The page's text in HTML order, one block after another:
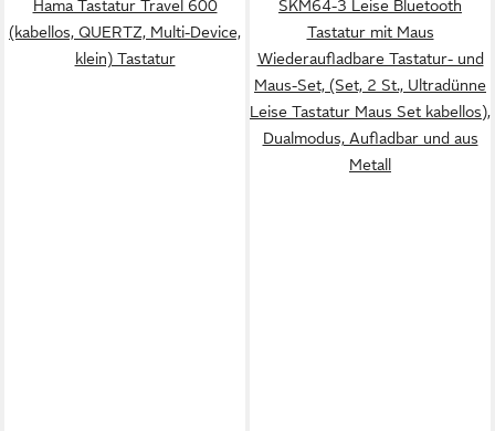
Hama Tastatur Travel 600
(kabellos, QUERTZ, Multi-Device,
klein) Tastatur
SKM64-3 Leise Bluetooth
Tastatur mit Maus
Wiederaufladbare Tastatur- und
Maus-Set, (Set, 2 St., Ultradünne
Leise Tastatur Maus Set kabellos),
Dualmodus, Aufladbar und aus
Metall